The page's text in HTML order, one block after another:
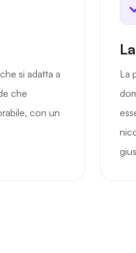
si adatta a
che
con un
La